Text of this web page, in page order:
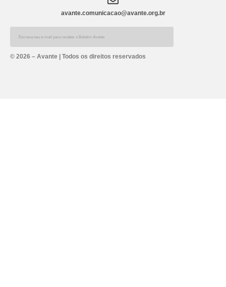
avante.comunicacao@avante.org.br
© 2026 – Avante | Todos os direitos reservados